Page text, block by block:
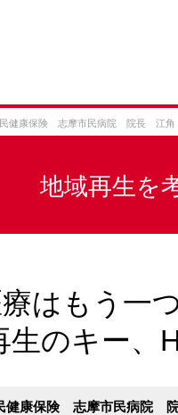
民健康保険 志摩市民病院 院長 江角
地域再生を
はもう一
生のキー、
健康保険 志摩市民病院